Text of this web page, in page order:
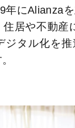
年にAlianza
住居や不動産
ジタル化を